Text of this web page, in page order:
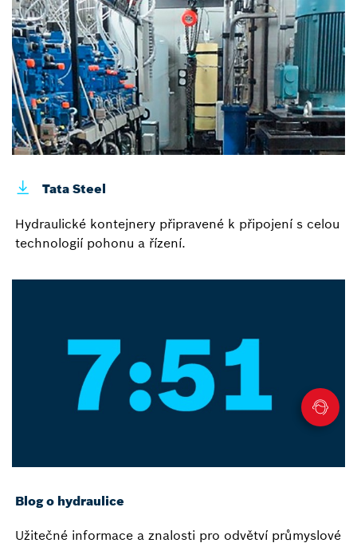
Tata Steel
Hydraulické kontejnery připravené k připojení s celou
technologií pohonu a řízení.
Blog o hydraulice
Užitečné informace a znalosti pro odvětví průmyslové